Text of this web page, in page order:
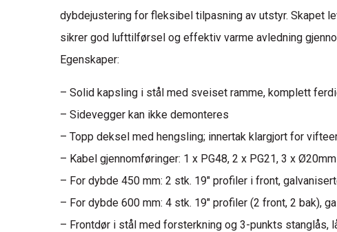
dybdejustering for fleksibel tilpasning av utstyr. Skapet
sikrer god lufttilførsel og effektiv varme avledning
Egenskaper:
– Solid kapsling i stål med sveiset ramme, komplett
– Sidevegger kan ikke demonteres
– Topp deksel med hengsling; innertak klargjort for
– Kabel gjennomføringer: 1 x PG48, 2 x PG21, 3 x
– For dybde 450 mm: 2 stk. 19″ profiler i front,
– For dybde 600 mm: 4 stk. 19″ profiler (2 front, 2 bak),
– Frontdør i stål med forsterkning og 3-punkts stanglås,